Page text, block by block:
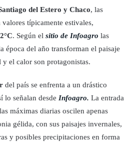
del Estero y Chaco, las
valores típicamente estivales,
. Según el sitio de Infoagro las
época del año transforman el paisaje
el calor son protagonistas.
del país se enfrenta a un drástico
lo señalan desde Infoagro. La entrada
máximas diarias oscilen apenas
gélida, con sus paisajes invernales,
y posibles precipitaciones en forma